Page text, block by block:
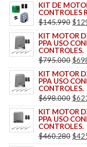
KIT DE
CONTROLES
$145.990 EL
ERA:
$
KIT MOTOR
PPA USO
CONTROLES.
$795.000 EL
ERA:
$
KIT MOTOR
PPA USO
CONTROLES.
$698.000 EL
ERA:
$
KIT MOTOR
PPA USO
CONTROLES.
$460.280 EL
$